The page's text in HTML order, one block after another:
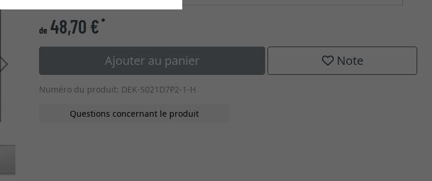
Continuer
de 48,70 €*
Ajouter au panier Note
Numéro du produit: DEK-S021D7P2-1-H
Questions concernant le produit